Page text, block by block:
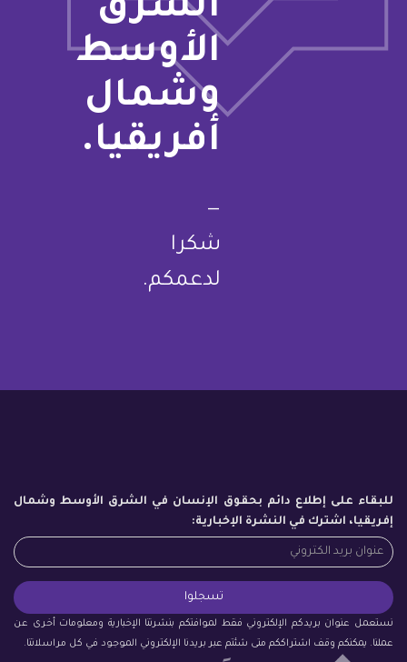
الشرق
الأوسط
وشمال
أفريقيا.
—
شكرا
لدعمكم.
للبقاء على إطلاع دائم بحقوق الإنسان في الشرق الأوسط وشمال
إفريقيا، اشترك في النشرة الإخبارية:
نستعمل عنوان بريدكم الإلكتروني فقط لموافتكم بنشرتنا الإخبارية ومعلومات أخرى عن
عملنا. يمكنكم وقف اشتراككم متى شئتم عبر بريدنا الإلكتروني الموجود في كل مراسلاتنا.